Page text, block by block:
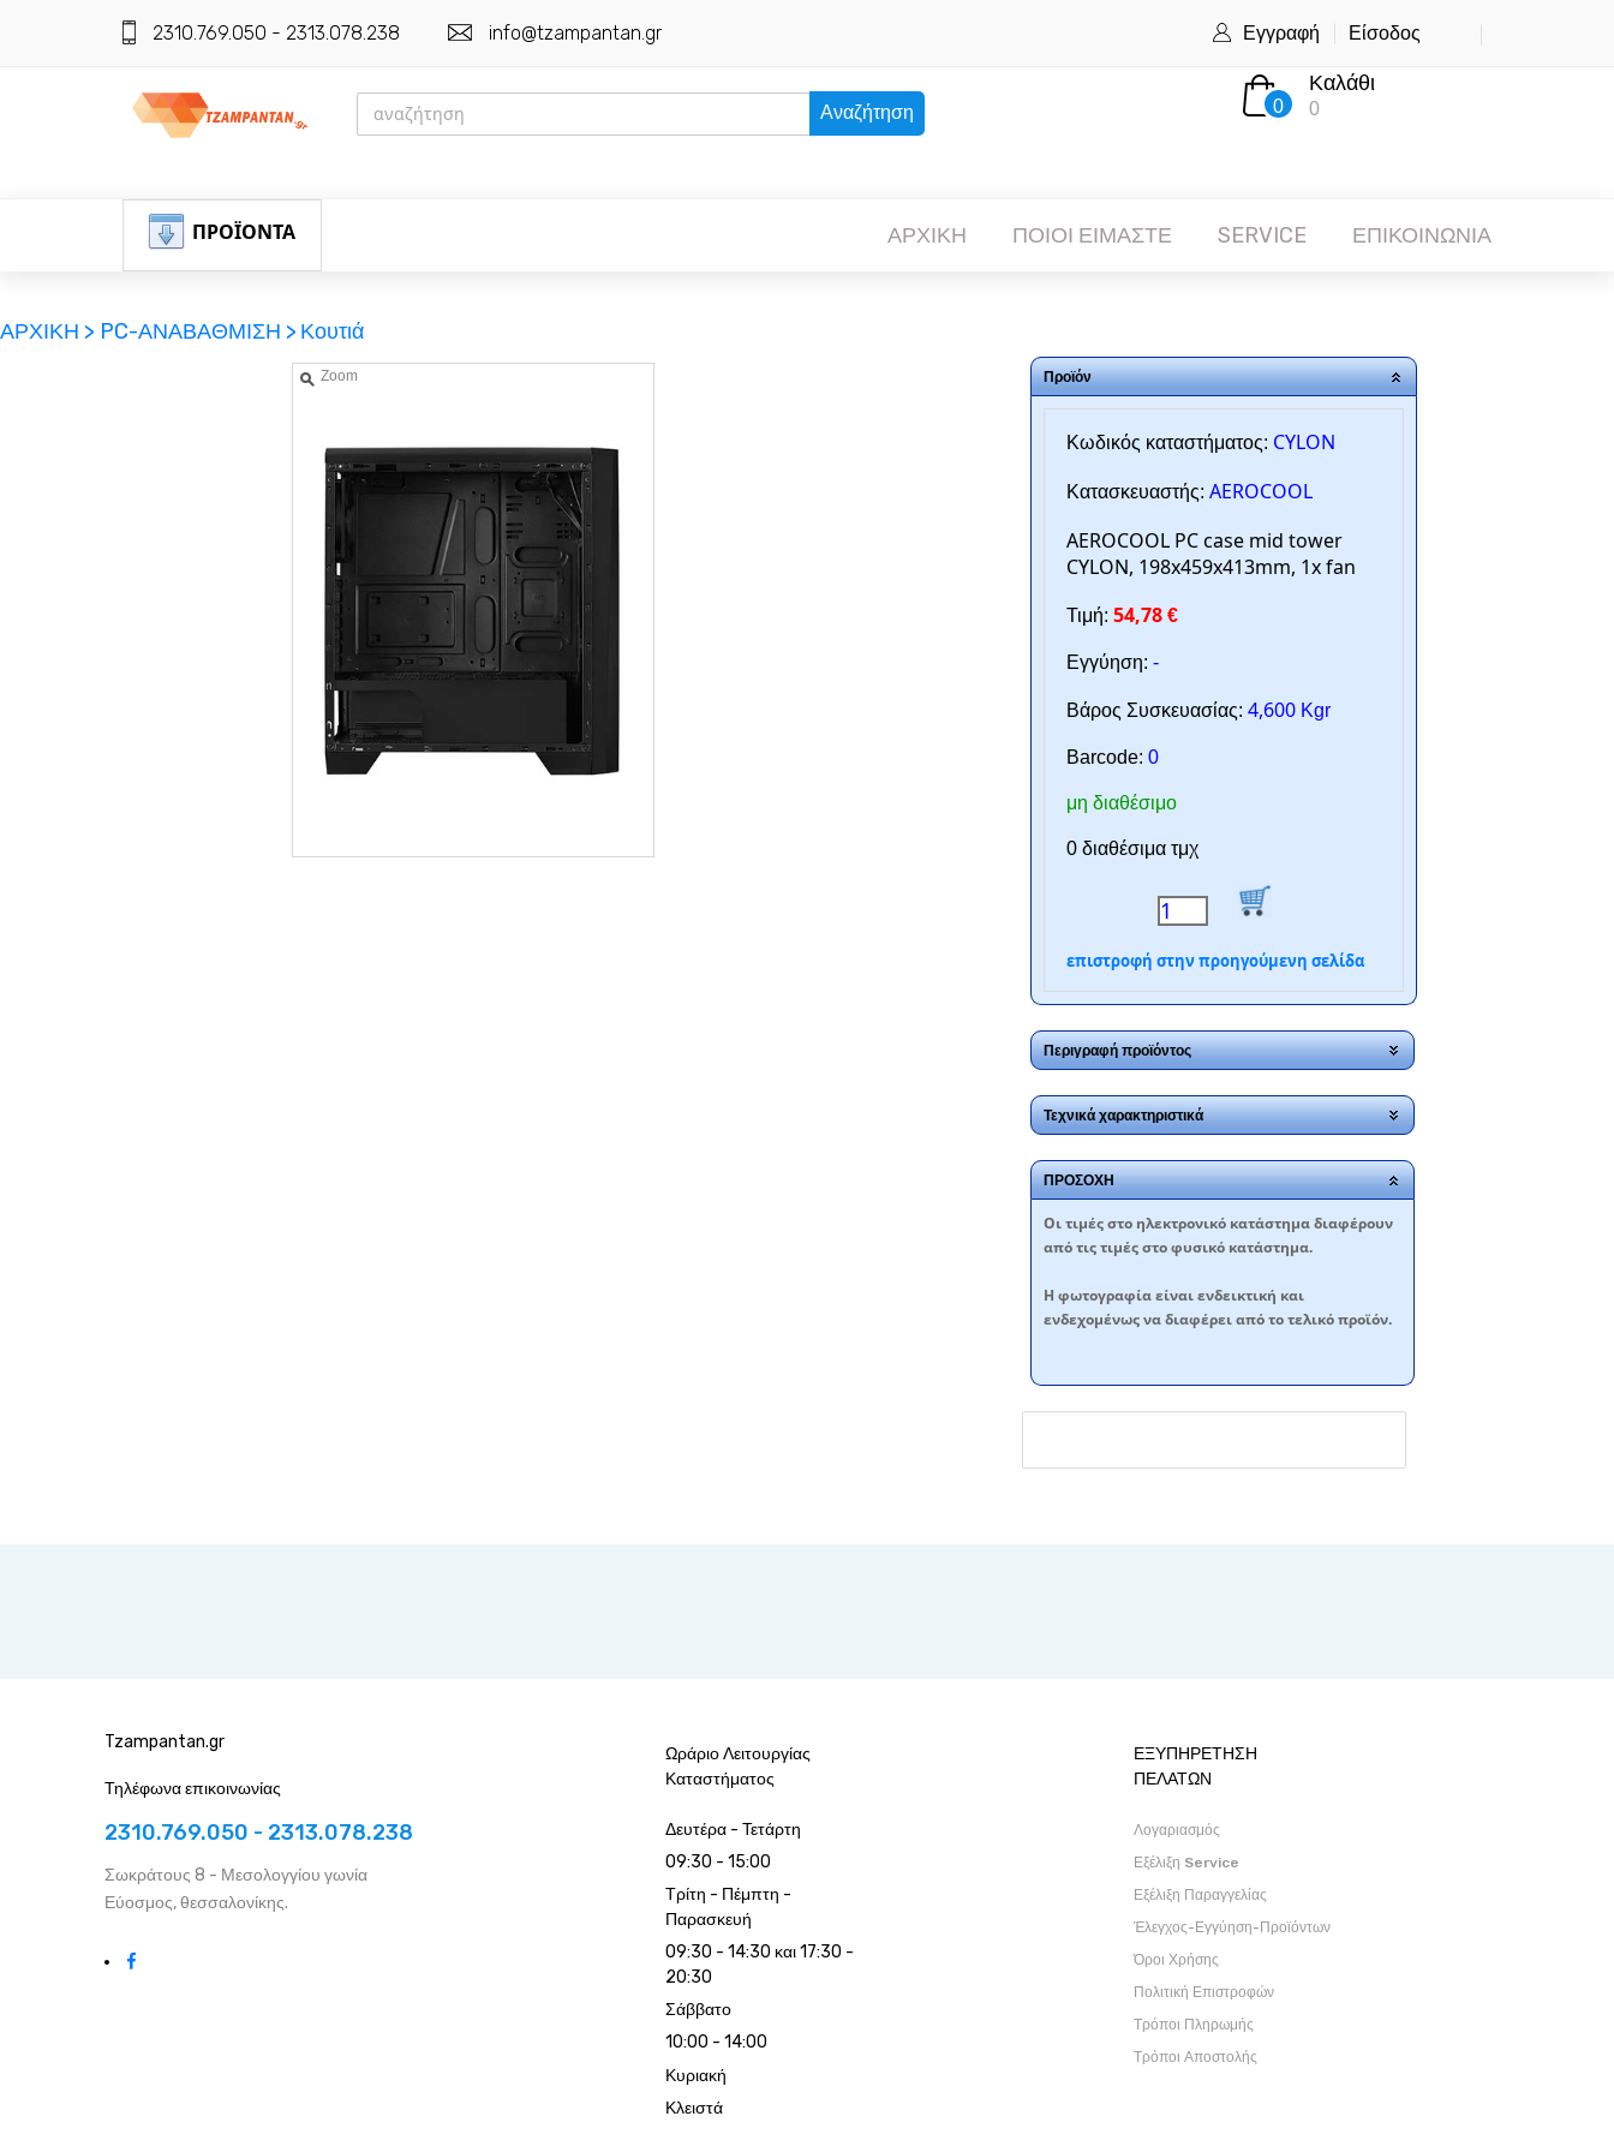
2310.769.050 - 2313.078.238 info@tzampantan.gr Εγγραφή Είσοδος
Αναζήτηση 0
Καλάθι
0
ΠΡΟΪΟΝΤΑ ΑΡΧΙΚΗ ΠΟΙΟΙ ΕΙΜΑΣΤΕ SERVICE ΕΠΙΚΟΙΝΩΝΙΑ
ΑΡΧΙΚΗ > PC-ΑΝΑΒΑΘΜΙΣΗ > Κουτιά
Zoom Προϊόν
Κωδικός καταστήματος: CYLON
Κατασκευαστής: AEROCOOL
AEROCOOL PC case mid tower
CYLON, 198x459x413mm, 1x fan
Τιμή: 54,78 €
Εγγύηση: -
Βάρος Συσκευασίας: 4,600 Kgr
Barcode: 0
μη διαθέσιμο
0 διαθέσιμα τμχ
επιστροφή στην προηγούμενη σελίδα
Περιγραφή προϊόντος
Τεχνικά χαρακτηριστικά
ΠΡΟΣΟΧΗ
Oι τιμές στο ηλεκτρονικό κατάστημα διαφέρουν
από τις τιμές στο φυσικό κατάστημα.
Η φωτογραφία είναι ενδεικτική και
ενδεχομένως να διαφέρει από το τελικό προϊόν.
Tzampantan.gr
Τηλέφωνα επικοινωνίας
2310.769.050 - 2313.078.238
Σωκράτους 8 - Μεσολογγίου γωνία
Εύοσμος, θεσσαλονίκης.
Ωράριο Λειτουργίας
Καταστήματος
Δευτέρα - Τετάρτη
09:30 - 15:00
Τρίτη - Πέμπτη -
Παρασκευή
09:30 - 14:30 και 17:30 -
20:30
Σάββατο
10:00 - 14:00
Κυριακή
Κλειστά
ΕΞΥΠΗΡΕΤΗΣΗ
ΠΕΛΑΤΩΝ
Λογαριασμός
Εξέλιξη Service
Εξέλιξη Παραγγελίας
Έλεγχος-Εγγύηση-Προϊόντων
Όροι Χρήσης
Πολιτική Επιστροφών
Τρόποι Πληρωμής
Τρόποι Αποστολής